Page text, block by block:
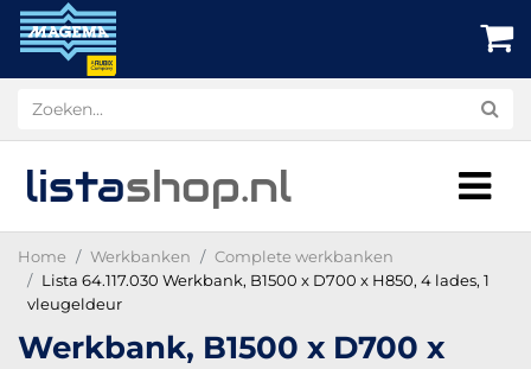
listashop.nl
Home Werkbanken
Complete werkbanken
Lista 64.117.030 Werkbank, B1500 x D700 x H850, 4 lades, 1
vleugeldeur
Werkbank, B1500 x D700 x